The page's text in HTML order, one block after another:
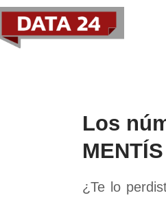
Los
¿Te lo